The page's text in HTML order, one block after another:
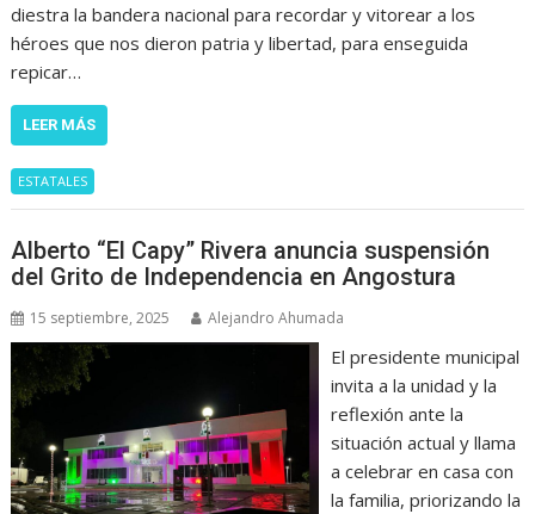
diestra la bandera nacional para recordar y vitorear a los
héroes que nos dieron patria y libertad, para enseguida
repicar…
LEER MÁS
ESTATALES
Alberto “El Capy” Rivera anuncia suspensión
del Grito de Independencia en Angostura
15 septiembre, 2025 Alejandro Ahumada
El presidente municipal
invita a la unidad y la
reflexión ante la
situación actual y llama
a celebrar en casa con
la familia, priorizando la